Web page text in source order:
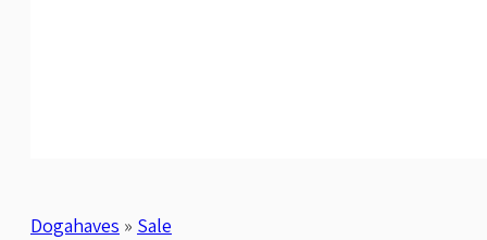
Dogahaves » Sale